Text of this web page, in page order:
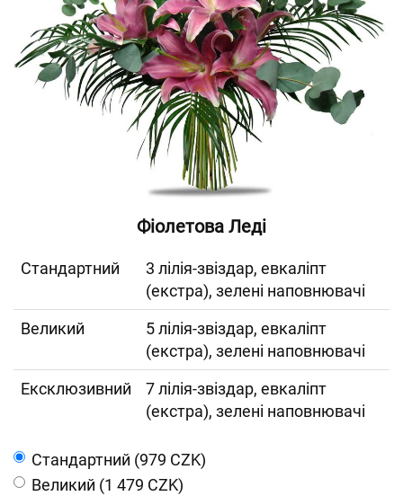
Фіолетова Леді
Cтандартний
3 лілія-звіздар, евкаліпт
(екстра), зелені наповнювачі
Великий
5 лілія-звіздар, евкаліпт
(екстра), зелені наповнювачі
Ексклюзивний
7 лілія-звіздар, евкаліпт
(екстра), зелені наповнювачі
Cтандартний (979 CZK)
Великий (1 479 CZK)